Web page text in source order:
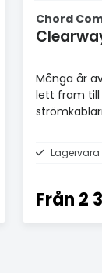
Chord
Många år
lett fram till
Lagervara
Från 2